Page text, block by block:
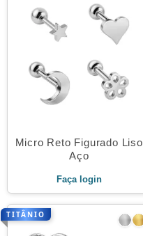
Micro Reto Figurado Liso
Aço
Faça login
TITÂNIO